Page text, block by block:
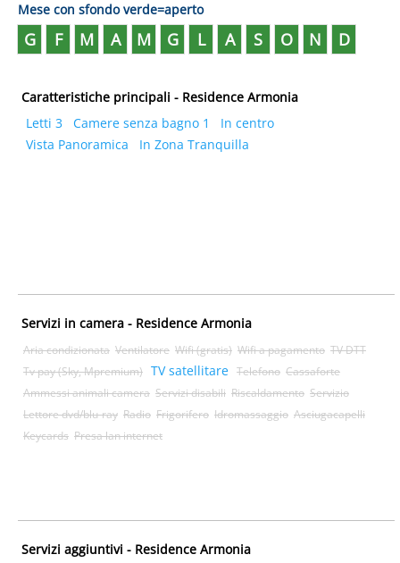
Mese con sfondo verde=aperto
G F M A M G L A S O N D
Caratteristiche principali - Residence Armonia
Letti 3
Camere senza bagno 1
In centro
Vista Panoramica
In Zona Tranquilla
Servizi in camera - Residence Armonia
Aria condizionata Ventilatore Wifi (gratis) Wifi a pagamento TV DTT
Tv pay (Sky, Mpremium) TV satellitare Telefono Cassaforte
Ammessi animali camera Servizi disabili Riscaldamento Servizio
Lettore dvd/blu-ray Radio Frigorifero Idromassaggio Asciugacapelli
Keycards Presa lan internet
Servizi aggiuntivi - Residence Armonia